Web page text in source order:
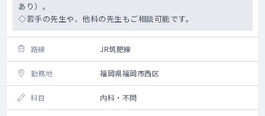
あり）。
◇若手の先生や、他科の先生もご相談可能です。
路線 JR筑肥線
勤務地 福岡県福岡市西区
科目 内科・不問